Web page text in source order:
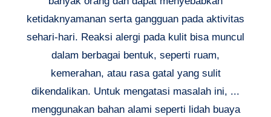
ketidaknyamanan serta gangguan pada aktivitas
sehari-hari. Reaksi alergi pada kulit bisa muncul
dalam berbagai bentuk, seperti ruam,
kemerahan, atau rasa gatal yang sulit
dikendalikan. Untuk mengatasi masalah ini, ...
menggunakan bahan alami seperti lidah buaya